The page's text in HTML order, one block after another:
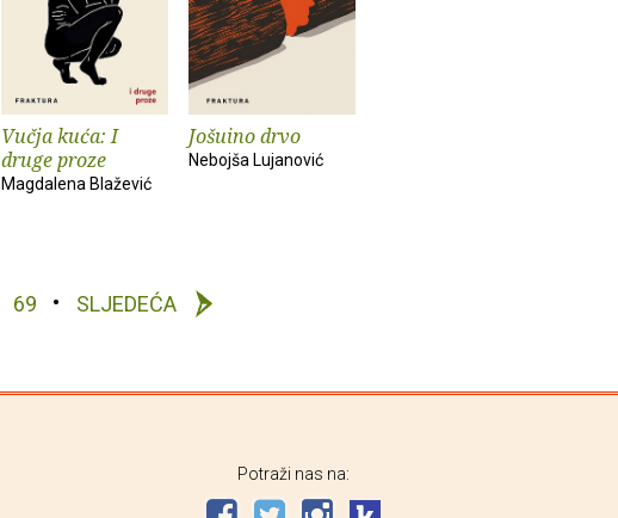
Vučja kuća: I
druge proze
Magdalena Blažević
Jošuino drvo
Nebojša Lujanović
69 SLJEDEĆA
Potraži nas na: